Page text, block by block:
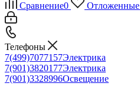
Сравнение0 Отложенные
Телефоны
7(499)7077157Электрика
7(901)3820177Электрика
7(901)3328996Освещение